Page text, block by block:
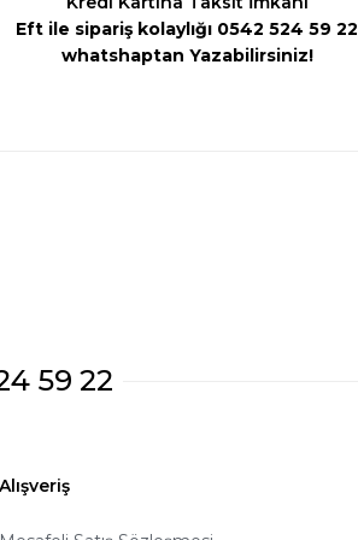
Eft ile sipariş kolaylığı 0542 524 59 22
whatshaptan Yazabilirsiniz!
59 22
Alışveriş